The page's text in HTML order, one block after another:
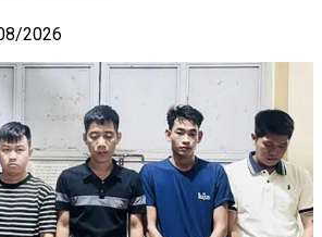
2026